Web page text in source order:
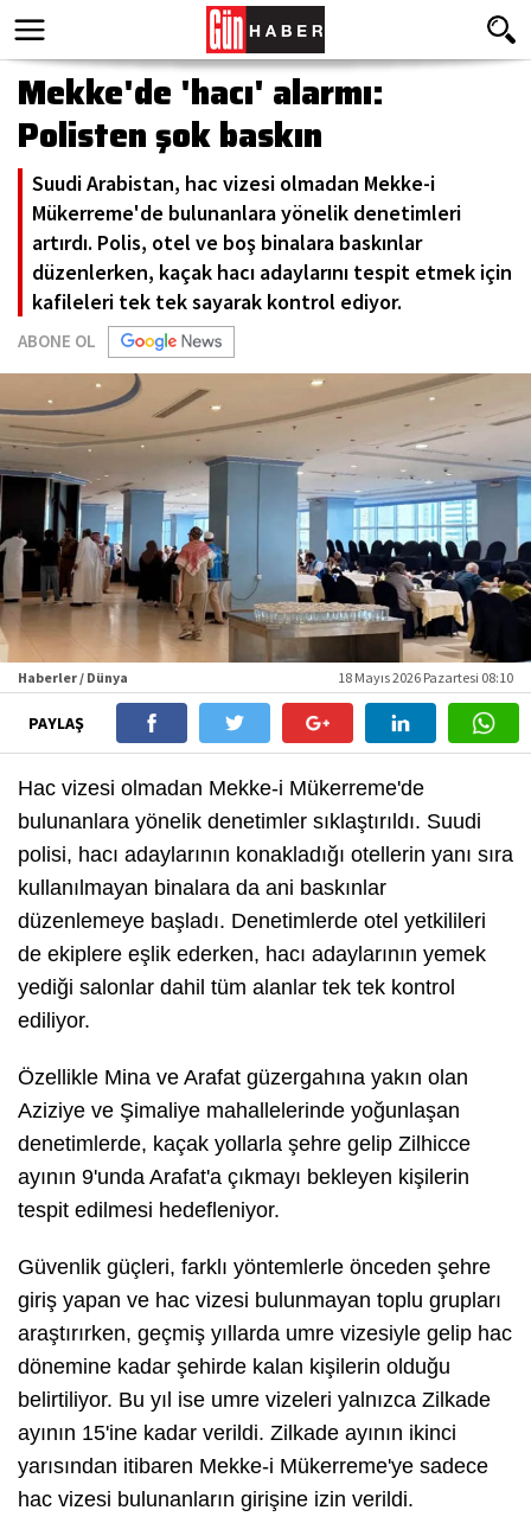
Mekke'de 'hacı' alarmı:
Polisten şok baskın
Suudi Arabistan, hac vizesi olmadan Mekke-i
Mükerreme'de bulunanlara yönelik denetimleri
artırdı. Polis, otel ve boş binalara baskınlar
düzenlerken, kaçak hacı adaylarını tespit etmek için
kafileleri tek tek sayarak kontrol ediyor.
ABONE OL
Haberler / Dünya 18 Mayıs 2026 Pazartesi 08:10
PAYLAŞ
Hac vizesi olmadan Mekke-i Mükerreme'de
bulunanlara yönelik denetimler sıklaştırıldı. Suudi
polisi, hacı adaylarının konakladığı otellerin yanı sıra
kullanılmayan binalara da ani baskınlar
düzenlemeye başladı. Denetimlerde otel yetkilileri
de ekiplere eşlik ederken, hacı adaylarının yemek
yediği salonlar dahil tüm alanlar tek tek kontrol
ediliyor.
Özellikle Mina ve Arafat güzergahına yakın olan
Aziziye ve Şimaliye mahallelerinde yoğunlaşan
denetimlerde, kaçak yollarla şehre gelip Zilhicce
ayının 9'unda Arafat'a çıkmayı bekleyen kişilerin
tespit edilmesi hedefleniyor.
Güvenlik güçleri, farklı yöntemlerle önceden şehre
giriş yapan ve hac vizesi bulunmayan toplu grupları
araştırırken, geçmiş yıllarda umre vizesiyle gelip hac
dönemine kadar şehirde kalan kişilerin olduğu
belirtiliyor. Bu yıl ise umre vizeleri yalnızca Zilkade
ayının 15'ine kadar verildi. Zilkade ayının ikinci
yarısından itibaren Mekke-i Mükerreme'ye sadece
hac vizesi bulunanların girişine izin verildi.